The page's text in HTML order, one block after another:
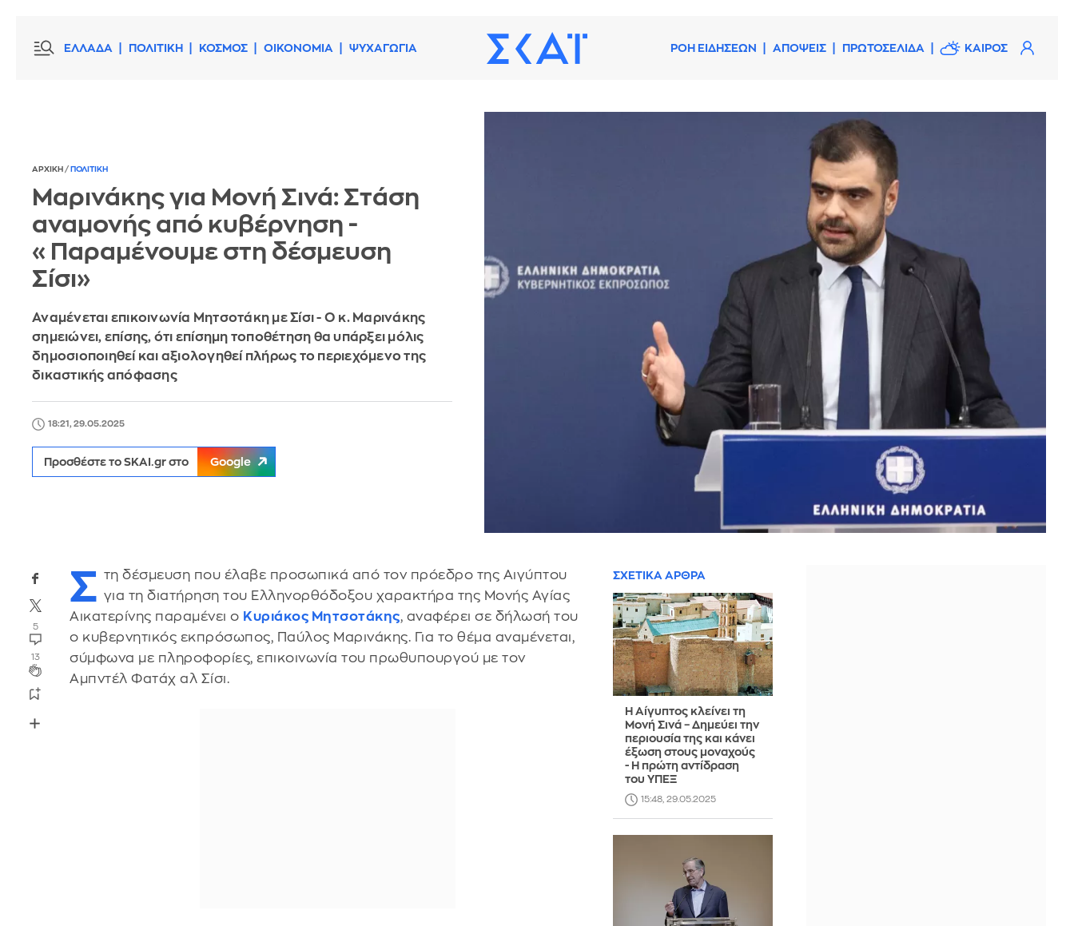
ΕΛΛΑΔΑ ΠΟΛΙΤΙΚΗ ΚΟΣΜΟΣ ΟΙΚΟΝΟΜΙΑ ΨΥΧΑΓΩΓΙΑ ΡΟΗ ΕΙΔΗΣΕΩΝ ΑΠΟΨΕΙΣ ΠΡΩΤΟΣΕΛΙΔΑ ΚΑΙΡΟΣ
ΑΡΧΙΚΗ / ΠΟΛΙΤΙΚΗ
Μαρινάκης για Μονή Σινά: Στάση
αναμονής από κυβέρνηση -
«Παραμένουμε στη δέσμευση
Σίσι»
Αναμένεται επικοινωνία Μητσοτάκη με Σίσι - Ο κ. Μαρινάκης
σημειώνει, επίσης, ότι επίσημη τοποθέτηση θα υπάρξει μόλις
δημοσιοποιηθεί και αξιολογηθεί πλήρως το περιεχόμενο της
δικαστικής απόφασης
18:21, 29.05.2025
Προσθέστε το SKAI.gr στο Google
5
13
Σ τη δέσμευση που έλαβε προσωπικά από τον πρόεδρο της Αιγύπτου
για τη διατήρηση του Ελληνορθόδοξου χαρακτήρα της Μονής Αγίας
Αικατερίνης παραμένει ο Κυριάκος Μητσοτάκης, αναφέρει σε δήλωσή του
ο κυβερνητικός εκπρόσωπος, Παύλος Μαρινάκης. Για το θέμα αναμένεται,
σύμφωνα με πληροφορίες, επικοινωνία του πρωθυπουργού με τον
Αμπντέλ Φατάχ αλ Σίσι.
ΣΧΕΤΙΚΑ ΑΡΘΡΑ
Η Αίγυπτος κλείνει τη
Μονή Σινά – Δημεύει την
περιουσία της και κάνει
έξωση στους μοναχούς
- Η πρώτη αντίδραση
του ΥΠΕΞ
15:48, 29.05.2025